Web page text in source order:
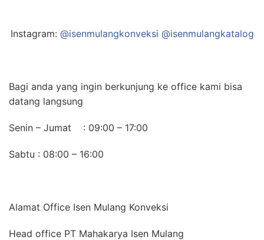
Instagram: @isenmulangkonveksi @isenmulangkatalog
Bagi anda yang ingin berkunjung ke office kami bisa
datang langsung
Senin – Jumat : 09:00 – 17:00
Sabtu : 08:00 – 16:00
Alamat Office Isen Mulang Konveksi
Head office PT Mahakarya Isen Mulang